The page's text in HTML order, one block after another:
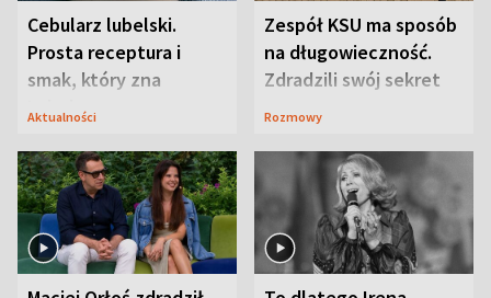
Cebularz lubelski.
Prosta receptura i
smak, który zna
Lubelszczyzna
Aktualności
Zespół KSU ma sposób
na długowieczność.
Zdradzili swój sekret
Rozmowy